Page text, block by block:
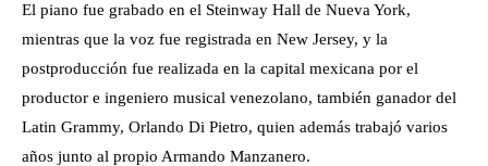
El piano fue grabado en el Steinway Hall de Nueva York,
mientras que la voz fue registrada en New Jersey, y la
postproducción fue realizada en la capital mexicana por el
productor e ingeniero musical venezolano, también ganador del
Latin Grammy, Orlando Di Pietro, quien además trabajó varios
años junto al propio Armando Manzanero.